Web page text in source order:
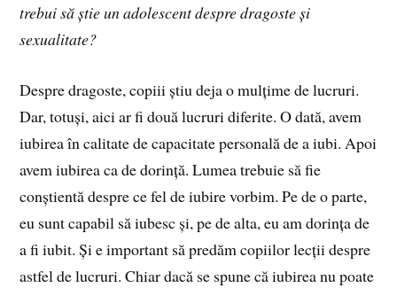
trebui să știe un adolescent despre dragoste și
sexualitate?
Despre dragoste, copiii știu deja o mulțime de lucruri.
Dar, totuși, aici ar fi două lucruri diferite. O dată, avem
iubirea în calitate de capacitate personală de a iubi. Apoi
avem iubirea ca de dorință. Lumea trebuie să fie
conștientă despre ce fel de iubire vorbim. Pe de o parte,
eu sunt capabil să iubesc și, pe de alta, eu am dorința de
a fi iubit. Și e important să predăm copiilor lecții despre
astfel de lucruri. Chiar dacă se spune că iubirea nu poate